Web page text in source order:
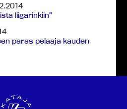
liigarinkiin”
paras pelaaja kauden